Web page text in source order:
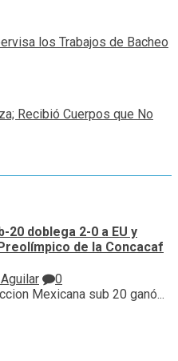
los Trabajos de Bacheo
Recibió Cuerpos que No
20 doblega 2-0 a EU y
de la Concacaf
0
Mexicana sub 20 ganó...